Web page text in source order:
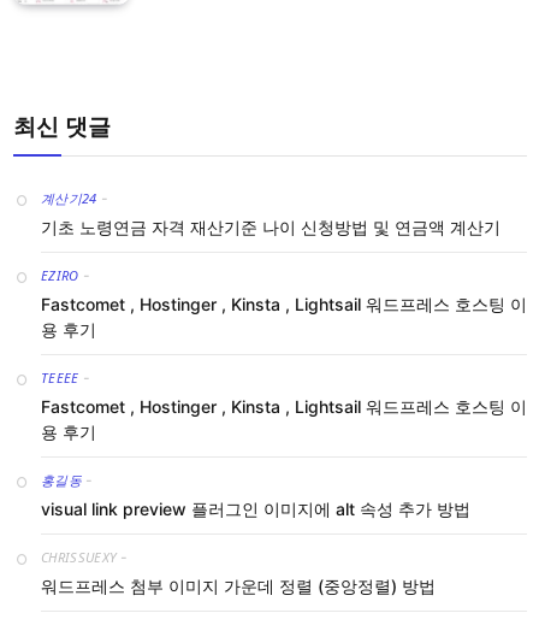
최신 댓글
계산기24 -
기초 노령연금 자격 재산기준 나이 신청방법 및 연금액 계산기
EZIRO -
Fastcomet , Hostinger , Kinsta , Lightsail 워드프레스 호스팅 이
용 후기
TEEEE -
Fastcomet , Hostinger , Kinsta , Lightsail 워드프레스 호스팅 이
용 후기
홍길동 -
visual link preview 플러그인 이미지에 alt 속성 추가 방법
CHRISSUEXY -
워드프레스 첨부 이미지 가운데 정렬 (중앙정렬) 방법